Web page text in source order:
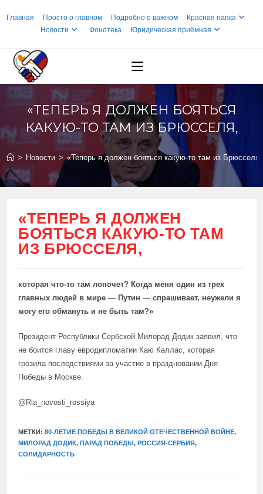
Главная Просто о главном Подробно о важном
Красная папка
Новости
Фонотека Юридическая приёмная
«ТЕПЕРЬ Я ДОЛЖЕН БОЯТЬСЯ
КАКУЮ-ТО ТАМ ИЗ БРЮССЕЛЯ,
> Новости > «Теперь я должен бояться какую-то там из Брюсселя,
«ТЕПЕРЬ Я ДОЛЖЕН
БОЯТЬСЯ КАКУЮ-ТО ТАМ
ИЗ БРЮССЕЛЯ,
которая что-то там лопочет? Когда меня один из трех
главных людей в мире— Путин—спрашивает, неужели я
могу его обмануть и не быть там?»
Президент Республики Сербской Милорад Додик заявил, что
не боится главу евродипломатии Каю Каллас, которая
грозила последствиями за участие в праздновании Дня
Победы в Москве.
@Ria_novosti_rossiya
МЕТКИ:80-ЛЕТИЕ ПОБЕДЫ В ВЕЛИКОЙ ОТЕЧЕСТВЕННОЙ ВОЙНЕ,
МИЛОРАД ДОДИК, ПАРАД ПОБЕДЫ, РОССИЯ-СЕРБИЯ,
СОЛИДАРНОСТЬ